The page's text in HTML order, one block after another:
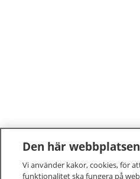
Den här
Vi använder kakor, cookies, för
funktionalitet ska fungera på